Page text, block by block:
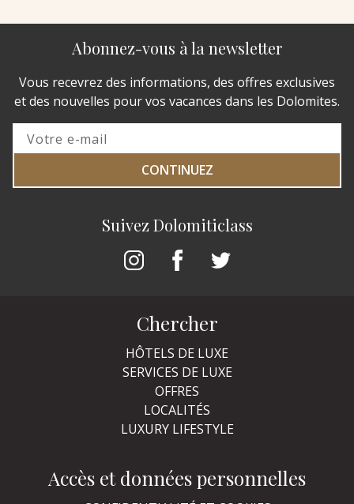
Suivez Dolomiticlass
Abonnez-vous à la newsletter
Vous recevrez des informations, des offres exclusives
et des nouvelles pour vos vacances dans les Dolomites.
CONTINUEZ
Chercher
HÔTELS DE LUXE
SERVICES DE LUXE
OFFRES
LOCALITÉS
LUXURY LIFESTYLE
Accès et données personnelles